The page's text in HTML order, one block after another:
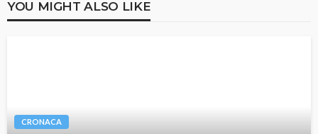
YOU MIGHT ALSO LIKE
CRONACA